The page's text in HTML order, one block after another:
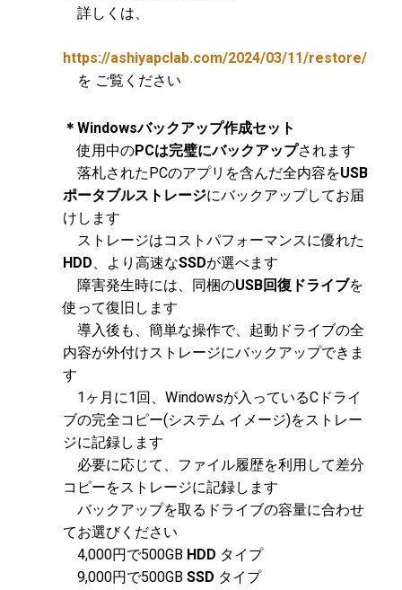
詳しくは、
https://ashiyapclab.com/2024/03/11/restore/
を ご覧ください
＊Windowsバックアップ作成セット
使用中のPCは完璧にバックアップされます
落札されたPCのアプリを含んだ全内容をUSB
ポータブルストレージにバックアップしてお届
けします
ストレージはコストパフォーマンスに優れた
HDD 、より高速なSSDが選べます
障害発生時には、同梱のUSB回復ドライブを
使って復旧します
導入後も、簡単な操作で、起動ドライブの全
内容が外付けストレージにバックアップできま
す
1ヶ月に1回、Windowsが入っているCドライ
ブの完全コピー(システム イメージ)をストレー
ジに記録します
必要に応じて、ファイル履歴を利用して差分
コピーをストレージに記録します
バックアップを取るドライブの容量に合わせ
てお選びください
4,000円で500GB HDD タイプ
9,000円で500GB SSD タイプ